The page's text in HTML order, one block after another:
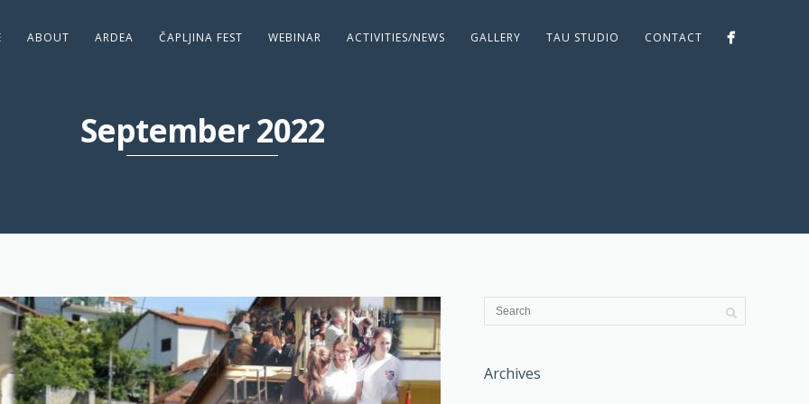
ABOUT ARDEA ČAPLJINA FEST WEBINAR ACTIVITIES/NEWS GALLERY TAU STUDIO CONTACT
September 2022
Archives